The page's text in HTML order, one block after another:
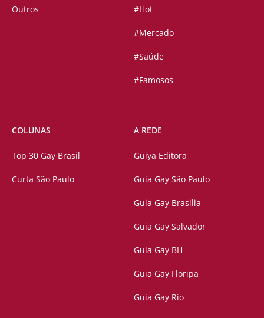
Outros #Hot
#Mercado
#Saúde
#Famosos
COLUNAS
Top 30 Gay Brasil
Curta São Paulo
A REDE
Guiya Editora
Guia Gay São Paulo
Guia Gay Brasilia
Guia Gay Salvador
Guia Gay BH
Guia Gay Floripa
Guia Gay Rio